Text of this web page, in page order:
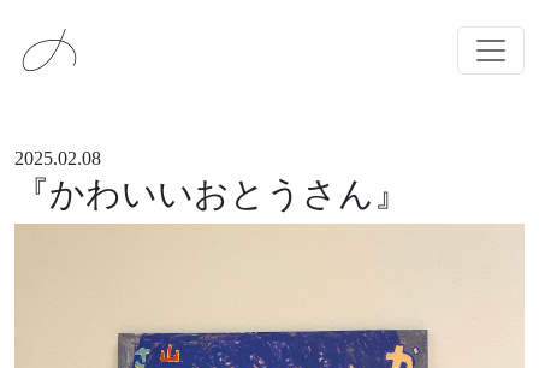
メインナビゲーション
2025.02.08
『かわいいおとうさん』